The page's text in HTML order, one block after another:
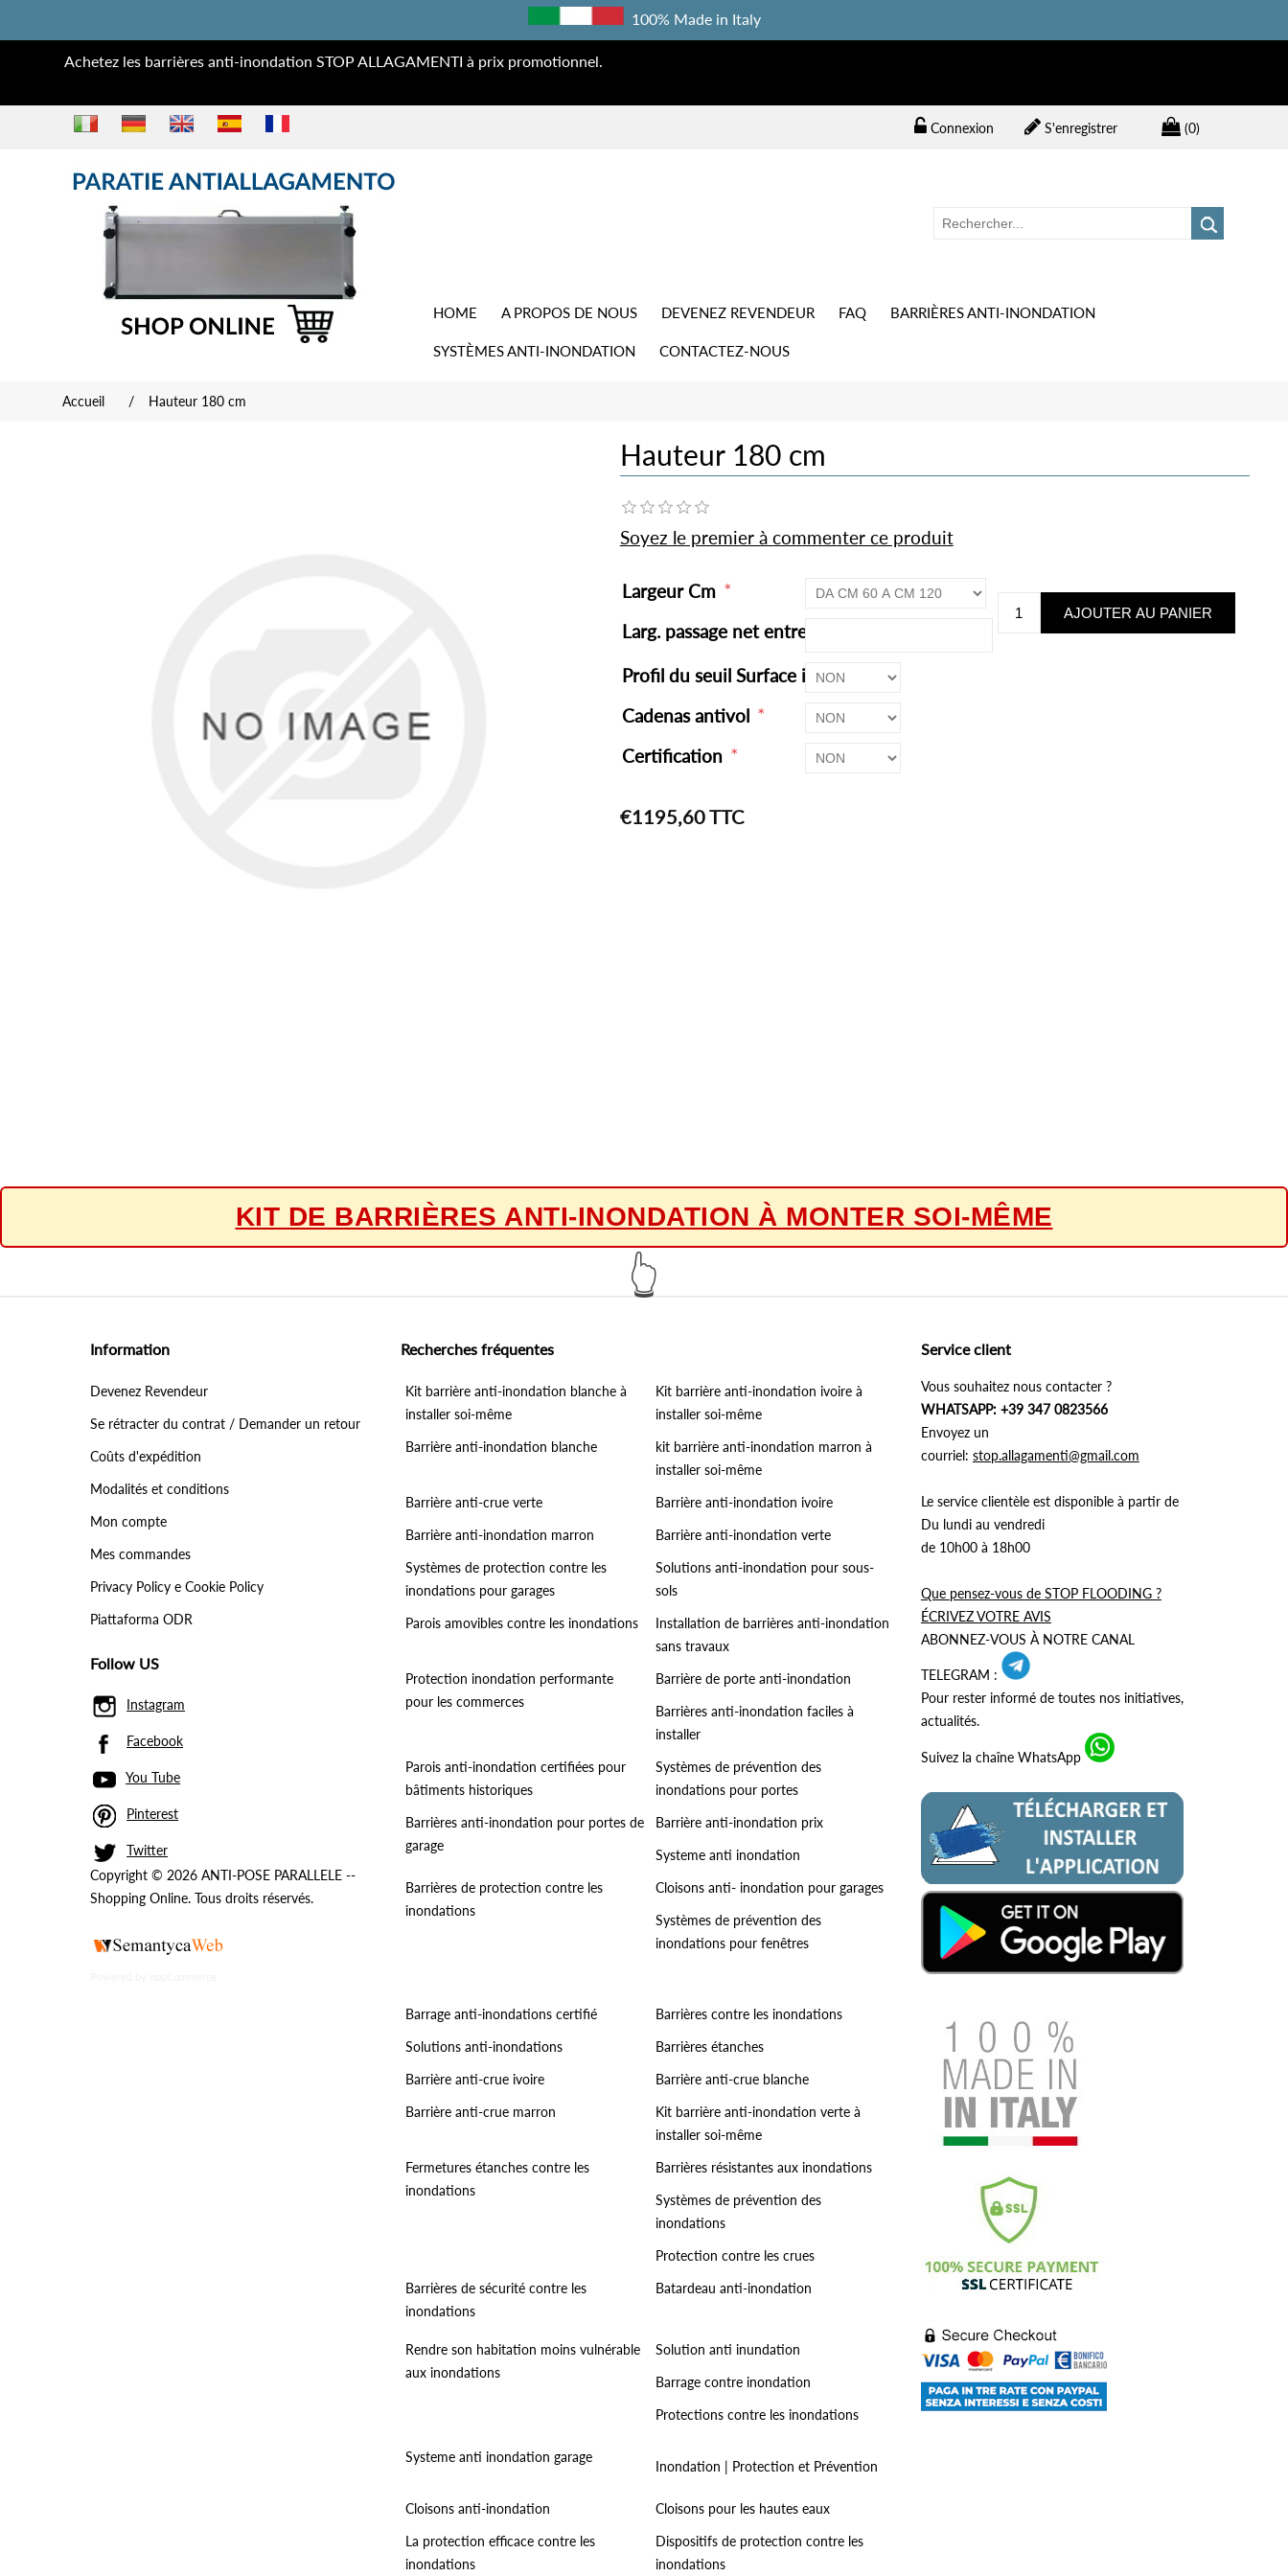
100% Made in Italy
Achetez les barrières anti-inondation STOP ALLAGAMENTI à prix promotionnel.
(0)
S'enregistrer
Connexion
HOME A PROPOS DE NOUS DEVENEZ REVENDEUR FAQ BARRIÈRES ANTI-INONDATION
SYSTÈMES ANTI-INONDATION CONTACTEZ-NOUS
Accueil / Hauteur 180 cm
Hauteur 180 cm
Soyez le premier à commenter ce produit
Largeur Cm *
Larg. passage net entre les montants en cm
Profil du seuil Surface irrégulière*
Cadenas antivol *
Certification *
€1195,60 TTC
KIT DE BARRIÈRES ANTI-INONDATION À MONTER SOI-MÊME
👆
Information
Devenez Revendeur
Se rétracter du contrat / Demander un retour
Coûts d'expédition
Modalités et conditions
Mon compte
Mes commandes
Privacy Policy e Cookie Policy
Piattaforma ODR
Follow US
Instagram
Facebook
You Tube
Pinterest
Twitter
Copyright © 2026 ANTI-POSE PARALLELE --
Shopping Online. Tous droits réservés.
Recherches fréquentes
Kit barrière anti-inondation blanche à
installer soi-même
Kit barrière anti-inondation ivoire à
installer soi-même
Barrière anti-inondation blanche
kit barrière anti-inondation marron à
installer soi-même
Barrière anti-crue verte
Barrière anti-inondation ivoire
Barrière anti-inondation marron
Barrière anti-inondation verte
Systèmes de protection contre les
inondations pour garages
Solutions anti-inondation pour sous-
sols
Parois amovibles contre les inondations
Installation de barrières anti-inondation
sans travaux
Protection inondation performante
pour les commerces
Barrière de porte anti-inondation
Barrières anti-inondation faciles à
installer
Parois anti-inondation certifiées pour
bâtiments historiques
Systèmes de prévention des
inondations pour portes
Barrières anti-inondation pour portes de
garage
Barrière anti-inondation prix
Systeme anti inondation
Barrières de protection contre les
inondations
Cloisons anti- inondation pour garages
Systèmes de prévention des
inondations pour fenêtres
Barrage anti-inondations certifié
Barrières contre les inondations
Solutions anti-inondations
Barrières étanches
Barrière anti-crue ivoire
Barrière anti-crue blanche
Barrière anti-crue marron
Kit barrière anti-inondation verte à
installer soi-même
Fermetures étanches contre les
inondations
Barrières résistantes aux inondations
Systèmes de prévention des
inondations
Protection contre les crues
Barrières de sécurité contre les
inondations
Batardeau anti-inondation
Rendre son habitation moins vulnérable
aux inondations
Solution anti inundation
Barrage contre inondation
Protections contre les inondations
Systeme anti inondation garage
Inondation | Protection et Prévention
Cloisons anti-inondation
Cloisons pour les hautes eaux
La protection efficace contre les
inondations
Dispositifs de protection contre les
inondations
Service client
Vous souhaitez nous contacter ?
WHATSAPP: +39 347 0823566
Envoyez un
courriel: stop.allagamenti@gmail.com
Le service clientèle est disponible à partir de
Du lundi au vendredi
de 10h00 à 18h00
Que pensez-vous de STOP FLOODING ?
ÉCRIVEZ VOTRE AVIS
ABONNEZ-VOUS À NOTRE CANAL
TELEGRAM :
Pour rester informé de toutes nos initiatives,
actualités.
Suivez la chaîne WhatsApp